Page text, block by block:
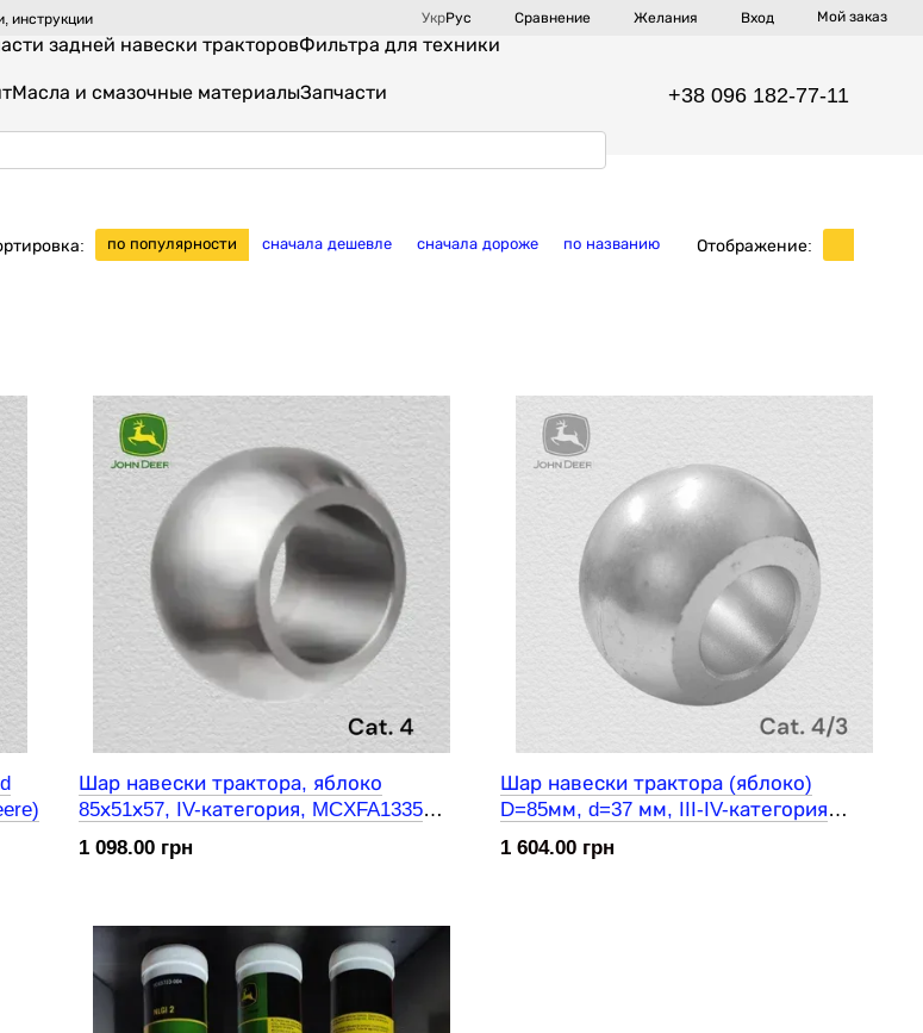
инструкции УкрРус Сравнение Желания Вход Мой заказ
задней навески тракторовФильтра для техники
Масла и смазочные материалыЗапчасти +38 096 182-77-11
по популярности сначала дешевле сначала дороже по названию Отображение:
Шар навески трактора, яблоко
85х51х57, IV-категория, MCXFA1335
(R225637/4304022M1/87585508) (JD)
1 098.00 грн
Шар навески трактора (яблоко)
D=85мм, d=37 мм, III-IV-категория
(R225638/4304021M1/8758809) (JD)
1 604.00 грн